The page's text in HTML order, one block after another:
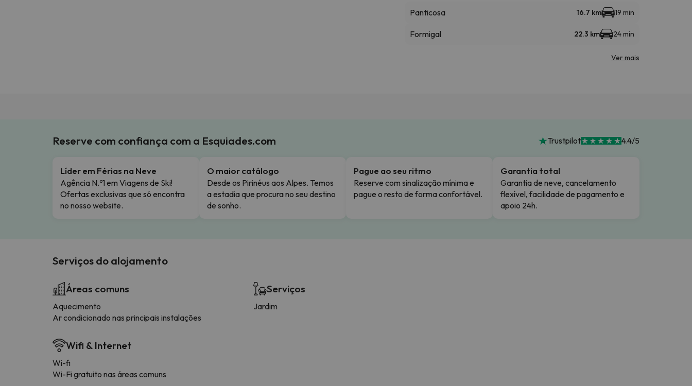
Panticosa 16.7 km 19 min
Formigal 22.3 km 24 min
Ver mais
Reserve com confiança com a Esquiades.com Trustpilot 4.4/5
Líder em Férias na Neve
Agência N.º1 em Viagens de Ski!
Ofertas exclusivas que só encontra
no nosso website.
O maior catálogo
Desde os Pirinéus aos Alpes. Temos
a estadia que procura no seu destino
de sonho.
Pague ao seu ritmo
Reserve com sinalização mínima e
pague o resto de forma confortável.
Garantia total
Garantia de neve, cancelamento
flexível, facilidade de pagamento e
apoio 24h.
Serviços do alojamento
Áreas comuns
Aquecimento
Ar condicionado nas principais instalações
Wifi & Internet
Wi-fi
Wi-Fi gratuito nas áreas comuns
Serviços
Jardim